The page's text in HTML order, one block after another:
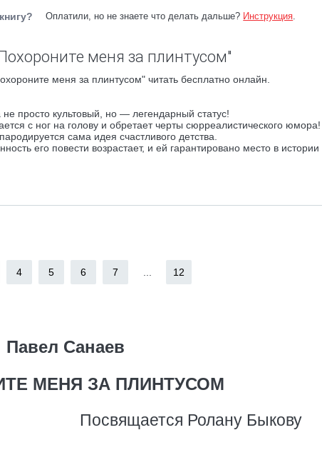
Оплатили, но не знаете что делать дальше? Инструкция.
меня за плинтусом"
меня за плинтусом" читать бесплатно онлайн.
просто культовый, но — легендарный статус!
с ног на голову и обретает черты сюрреалистического юмора!
сама идея счастливого детства.
его повести возрастает, и ей гарантировано место в истории
4 5 6 7 12
Павел Санаев
МЕНЯ ЗА ПЛИНТУСОМ
Посвящается Ролану Быкову